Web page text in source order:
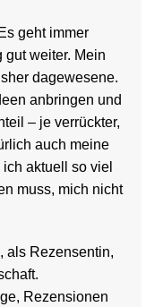
geht immer
gut weiter. Mein
dagewesene.
anbringen und
– je verrückter,
auch meine
aktuell so viel
muss, mich nicht
als Rezensentin,
Rezensionen